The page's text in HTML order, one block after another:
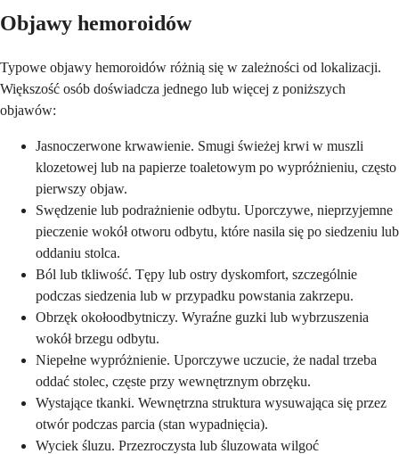
Objawy hemoroidów
Typowe objawy hemoroidów różnią się w zależności od lokalizacji.
Większość osób doświadcza jednego lub więcej z poniższych
objawów:
Jasnoczerwone krwawienie. Smugi świeżej krwi w muszli
klozetowej lub na papierze toaletowym po wypróżnieniu, często
pierwszy objaw.
Swędzenie lub podrażnienie odbytu. Uporczywe, nieprzyjemne
pieczenie wokół otworu odbytu, które nasila się po siedzeniu lub
oddaniu stolca.
Ból lub tkliwość. Tępy lub ostry dyskomfort, szczególnie
podczas siedzenia lub w przypadku powstania zakrzepu.
Obrzęk okołoodbytniczy. Wyraźne guzki lub wybrzuszenia
wokół brzegu odbytu.
Niepełne wypróżnienie. Uporczywe uczucie, że nadal trzeba
oddać stolec, częste przy wewnętrznym obrzęku.
Wystające tkanki. Wewnętrzna struktura wysuwająca się przez
otwór podczas parcia (stan wypadnięcia).
Wyciek śluzu. Przezroczysta lub śluzowata wilgoć